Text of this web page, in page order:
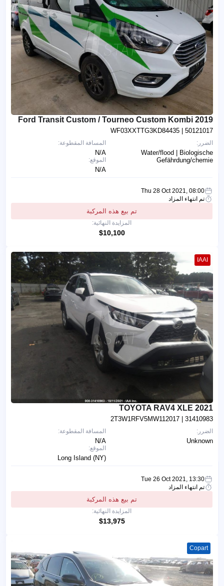
2019 Ford Transit Custom / Tourneo Custom Kombi
WF03XXTTG3KD84435 | 50121017
المسافة المقطوعة:
N/A
الموقع:
N/A
الضرر:
Water/flood | Biologische
Gefährdung/chemie
Thu 28 Oct 2021, 08:00
تم انتهاء المزاد
تم بيع هذه المركبة
المزايدة النهائية:
$10,100
IAAI
2021 TOYOTA RAV4 XLE
2T3W1RFV5MW112017 | 31410983
المسافة المقطوعة:
N/A
الموقع:
Long Island (NY)
الضرر:
Unknown
Tue 26 Oct 2021, 13:30
تم انتهاء المزاد
تم بيع هذه المركبة
المزايدة النهائية:
$13,975
Copart